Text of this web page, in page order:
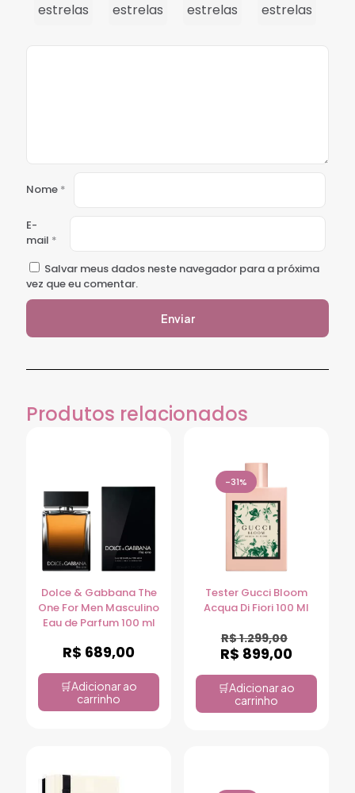
estrelas
estrelas
estrelas
estrelas
Nome *
E-
mail *
Salvar meus dados neste navegador para a próxima
vez que eu comentar.
Produtos relacionados
Dolce & Gabbana The
One For Men Masculino
Eau de Parfum 100 ml
R$ 689,00
Adicionar ao
carrinho
-31%
Tester Gucci Bloom
Acqua Di Fiori 100 Ml
R$1.299,00
R$ 899,00
Adicionar ao
carrinho